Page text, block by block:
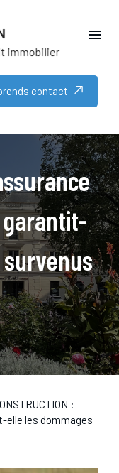
menu
contact
garantit-
:
elle les dommages